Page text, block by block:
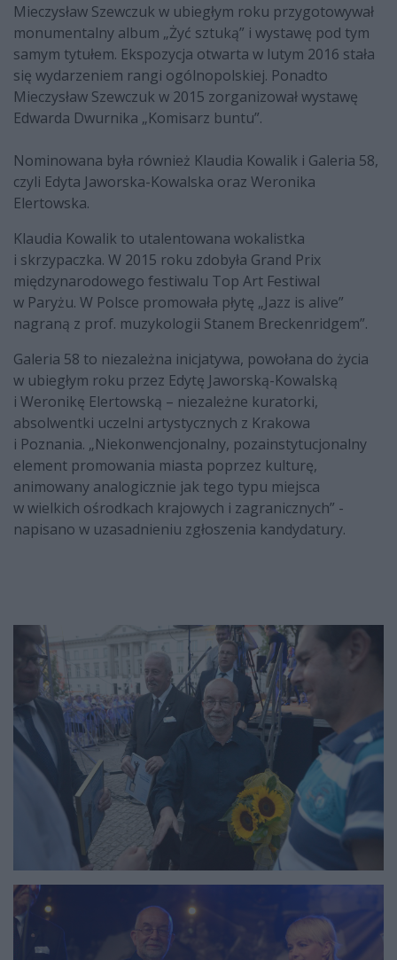
Mieczysław Szewczuk w ubiegłym roku przygotowywał
monumentalny album „Żyć sztuką” i wystawę pod tym
samym tytułem. Ekspozycja otwarta w lutym 2016 stała
się wydarzeniem rangi ogólnopolskiej. Ponadto
Mieczysław Szewczuk w 2015 zorganizował wystawę
Edwarda Dwurnika „Komisarz buntu”.
Nominowana była również Klaudia Kowalik i Galeria 58,
czyli Edyta Jaworska-Kowalska oraz Weronika
Elertowska.
Klaudia Kowalik to utalentowana wokalistka
i skrzypaczka. W 2015 roku zdobyła Grand Prix
międzynarodowego festiwalu Top Art Festiwal
w Paryżu. W Polsce promowała płytę „Jazz is alive”
nagraną z prof. muzykologii Stanem Breckenridgem”.
Galeria 58 to niezależna inicjatywa, powołana do życia
w ubiegłym roku przez Edytę Jaworską-Kowalską
i Weronikę Elertowską – niezależne kuratorki,
absolwentki uczelni artystycznych z Krakowa
i Poznania. „Niekonwencjonalny, pozainstytucjonalny
element promowania miasta poprzez kulturę,
animowany analogicznie jak tego typu miejsca
w wielkich ośrodkach krajowych i zagranicznych” -
napisano w uzasadnieniu zgłoszenia kandydatury.